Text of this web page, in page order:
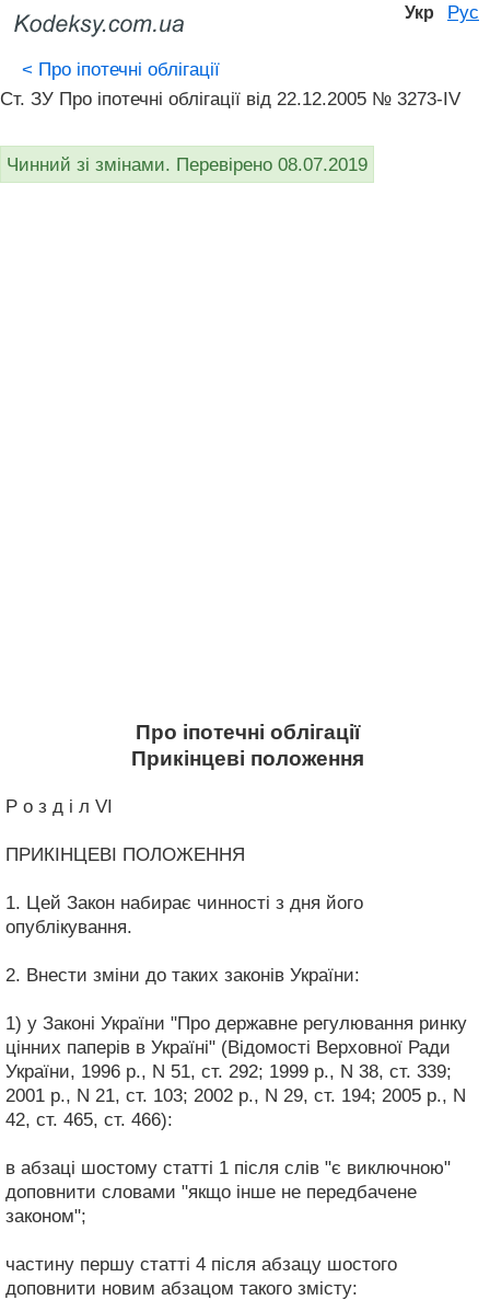
Укр Рус
< Про іпотечні облігації
Ст. ЗУ Про іпотечні облігації від 22.12.2005 № 3273-IV
Чинний зі змінами. Перевірено 08.07.2019
Про іпотечні облігації
Прикінцеві положення
Р о з д і л VI
ПРИКІНЦЕВІ ПОЛОЖЕННЯ
1. Цей Закон набирає чинності з дня його
опублікування.
2. Внести зміни до таких законів України:
1) у Законі України "Про державне регулювання ринку
цінних паперів в Україні" (Відомості Верховної Ради
України, 1996 р., N 51, ст. 292; 1999 р., N 38, ст. 339;
2001 р., N 21, ст. 103; 2002 р., N 29, ст. 194; 2005 р., N
42, ст. 465, ст. 466):
в абзаці шостому статті 1 після слів "є виключною"
доповнити словами "якщо інше не передбачене
законом";
частину першу статті 4 після абзацу шостого
доповнити новим абзацом такого змісту: